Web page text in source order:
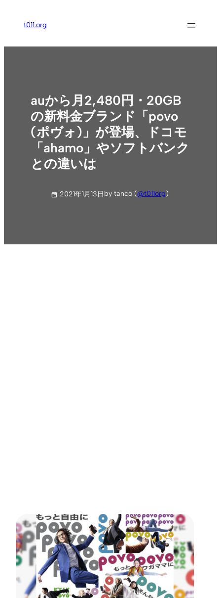
ス
t011.org
auから月2,480円・20GB
の新料金ブランド「povo
(ポヴォ)」が登場、ドコモ
「ahamo」やソフトバンク
との違いは
2021年1月13日by tanco (@t011org)